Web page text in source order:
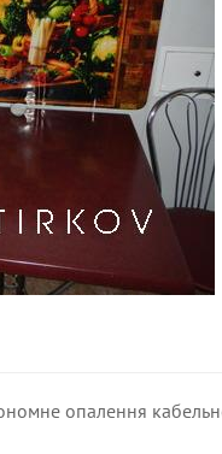
опалення